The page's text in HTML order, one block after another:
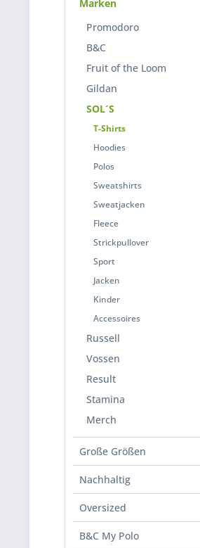
Marken
Promodoro
B&C
Fruit of the Loom
Gildan
SOL´S
T-Shirts
Hoodies
Polos
Sweatshirts
Sweatjacken
Fleece
Strickpullover
Sport
Jacken
Kinder
Accessoires
Russell
Vossen
Result
Stamina
Merch
Große Größen
Nachhaltig
Oversized
B&C My Polo